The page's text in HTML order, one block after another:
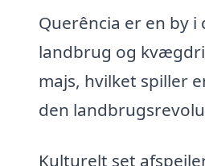
Querência er en by
landbrug og
majs, hvilket spiller
den
Kulturelt set